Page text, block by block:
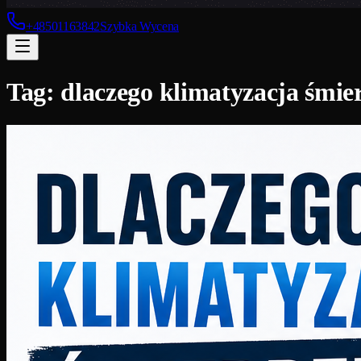
+48501163842Szybka Wycena
Tag: dlaczego klimatyzacja